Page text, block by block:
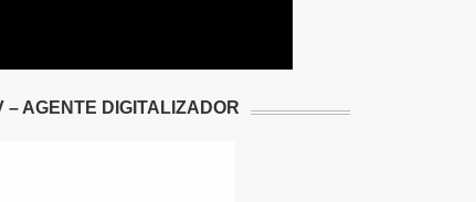
– AGENTE DIGITALIZADOR